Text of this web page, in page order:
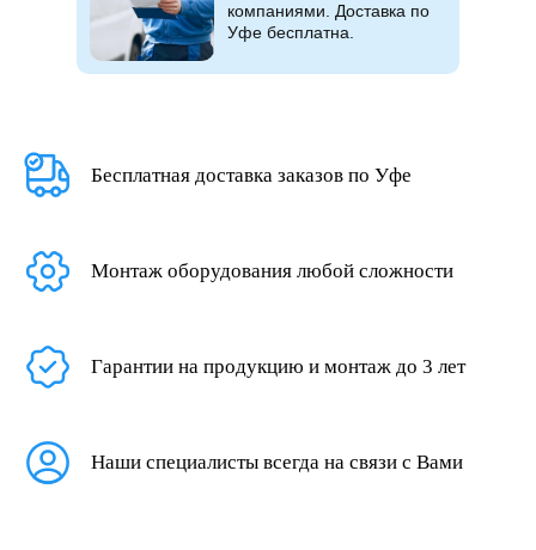
компаниями. Доставка по
Уфе бесплатна.
Бесплатная доставка заказов по Уфе
Монтаж оборудования любой сложности
Гарантии на продукцию и монтаж до 3 лет
Наши специалисты всегда на связи с Вами